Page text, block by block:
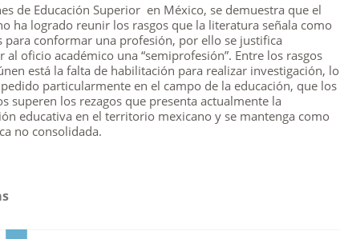
de Educación Superior en México, se demuestra que el
ha logrado reunir los rasgos que la literatura señala como
para conformar una profesión, por ello se justifica
al oficio académico una “semiprofesión”. Entre los rasgos
está la falta de habilitación para realizar investigación, lo
particularmente en el campo de la educación, que los
superen los rezagos que presenta actualmente la
educativa en el territorio mexicano y se mantenga como
no consolidada.